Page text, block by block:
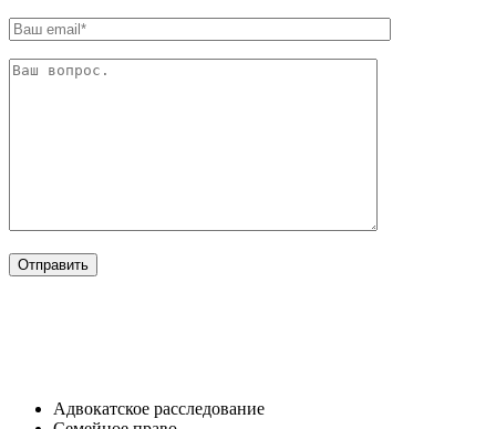
Адвокатское расследование